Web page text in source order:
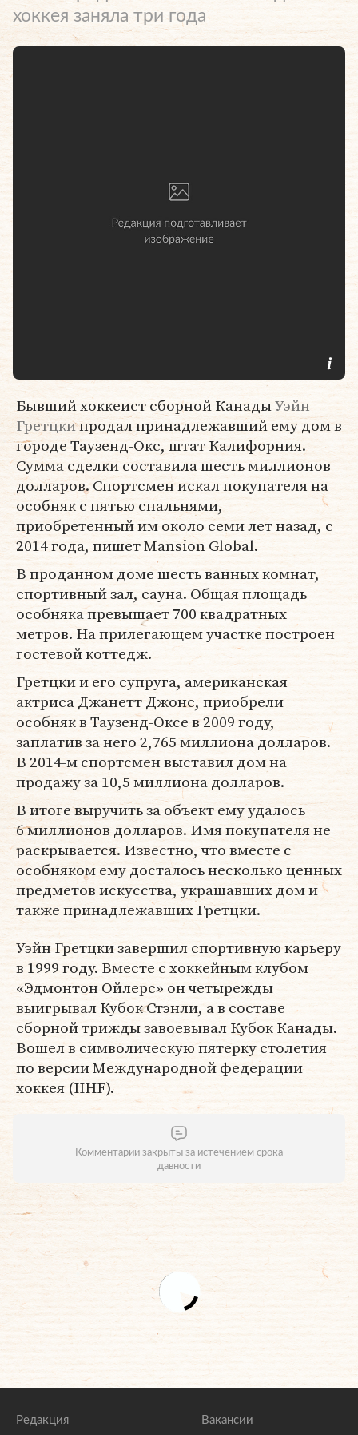
хоккея заняла три года
Бывший хоккеист сборной КанадыУэйн
Гретцкипродал принадлежавший ему дом в
городе Таузенд-Окс, штат Калифорния.
Сумма сделки составила шесть миллионов
долларов. Спортсмен искал покупателя на
особняк с пятью спальнями,
приобретенный им около семи лет назад, с
2014 года, пишет Mansion Global.
В проданном доме шесть ванных комнат,
спортивный зал, сауна. Общая площадь
особняка превышает 700 квадратных
метров. На прилегающем участке построен
гостевой коттедж.
Гретцки и его супруга, американская
актриса Джанетт Джонс, приобрели
особняк в Таузенд-Оксе в 2009 году,
заплатив за него 2,765 миллиона долларов.
В 2014-м спортсмен выставил дом на
продажу за 10,5 миллиона долларов.
В итоге выручить за объект ему удалось
6 миллионов долларов. Имя покупателя не
раскрывается. Известно, что вместе с
особняком ему досталось несколько ценных
предметов искусства, украшавших дом и
также принадлежавших Гретцки.
Уэйн Гретцки завершил спортивную карьеру
в 1999 году. Вместе с хоккейным клубом
«Эдмонтон Ойлерс» он четырежды
выигрывал Кубок Стэнли, а в составе
сборной трижды завоевывал Кубок Канады.
Вошел в символическую пятерку столетия
по версии Международной федерации
хоккея (IIHF).
Комментарии закрыты за истечением срока
давности
Редакция Вакансии